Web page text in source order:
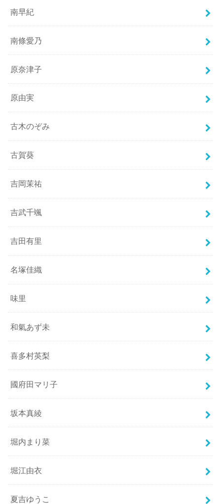
南早紀
南條愛乃
原奈津子
原由実
古木のぞみ
古賀葵
吉岡茉祐
吉武千颯
吉田有里
名塚佳織
味里
和氣あず未
喜多村英梨
國府田マリ子
坂本真綾
堀内まり菜
堀江由衣
夏吉ゆうこ